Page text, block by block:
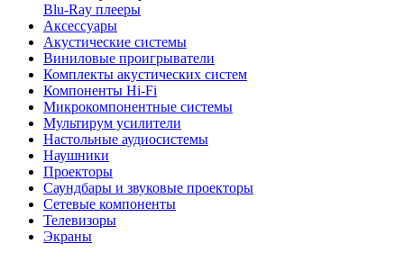
Blu-Ray плееры
Аксессуары
Акустические системы
Виниловые проигрыватели
Комплекты акустических систем
Компоненты Hi-Fi
Микрокомпонентные системы
Мультирум усилители
Настольные аудиосистемы
Наушники
Проекторы
Саундбары и звуковые проекторы
Сетевые компоненты
Телевизоры
Экраны